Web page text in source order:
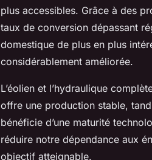
plus accessibles. Grâce à des
taux de conversion dépassant
domestique de plus en plus
considérablement améliorée.
L’éolien et l’hydraulique
offre une production stable,
bénéficie d’une maturité
réduire notre dépendance aux
objectif atteignable.